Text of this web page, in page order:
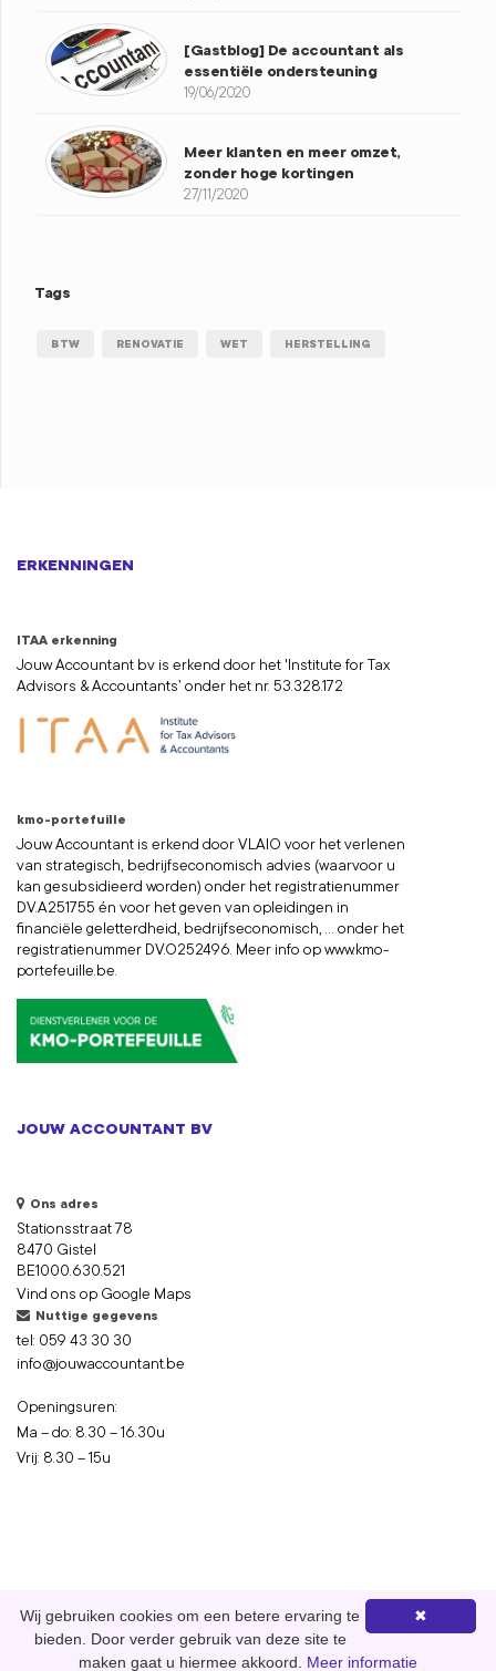
[Gastblog] De accountant als
essentiële ondersteuning
19/06/2020
Meer klanten en meer omzet,
zonder hoge kortingen
27/11/2020
Tags
BTW RENOVATIE WET HERSTELLING
ERKENNINGEN
ITAA erkenning
Jouw Accountant bv is erkend door het 'Institute for Tax
Advisors & Accountants’ onder het nr. 53.328.172
kmo-portefuille
Jouw Accountant is erkend door VLAIO voor het verlenen
van strategisch, bedrijfseconomisch advies (waarvoor u
kan gesubsidieerd worden) onder het registratienummer
DV.A251755 én voor het geven van opleidingen in
financiële geletterdheid, bedrijfseconomisch, ... onder het
registratienummer DV.O252496. Meer info opwww.kmo-
portefeuille.be.
JOUW ACCOUNTANT BV
Ons adres
Stationsstraat 78
8470 Gistel
BE1000.630.521
Vind ons op Google Maps
Nuttige gegevens
tel: 059 43 30 30
info@jouwaccountant.be
Openingsuren:
Ma – do: 8.30 – 16.30u
Vrij: 8.30 – 15u
Cookie voorwaarden-Privacy voorwaarden
© 2026. Powered ByLibaro.
✖
Wij gebruiken cookies om een betere ervaring te
bieden. Door verder gebruik van deze site te
maken gaat u hiermee akkoord. Meer informatie